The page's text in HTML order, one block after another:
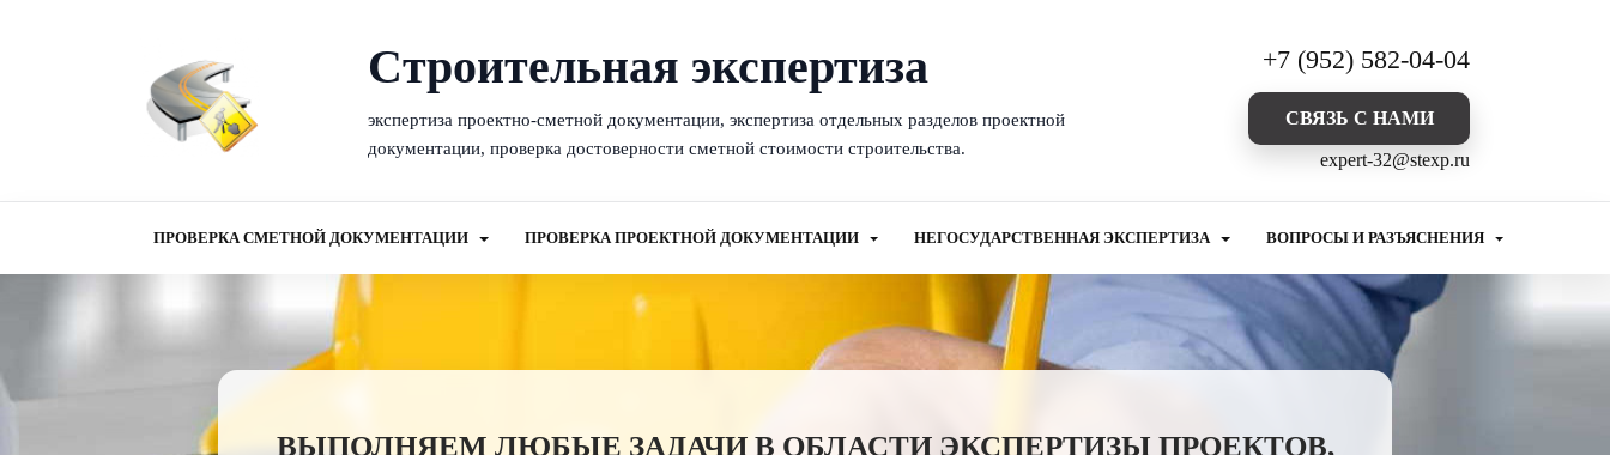
Cтроительная экспертиза
экспертиза проектно-сметной документации, экспертиза отдельных разделов проектной
документации, проверка достоверности сметной стоимости строительства.
+7 (952) 582-04-04
CВЯЗЬ С НАМИ
expert-32@stexp.ru
ПРОВЕРКА СМЕТНОЙ ДОКУМЕНТАЦИИ ПРОВЕРКА ПРОЕКТНОЙ ДОКУМЕНТАЦИИ НЕГОСУДАРСТВЕННАЯ ЭКСПЕРТИЗА ВОПРОСЫ И РАЗЪЯСНЕНИЯ
ВЫПОЛНЯЕМ ЛЮБЫЕ ЗАДАЧИ В ОБЛАСТИ ЭКСПЕРТИЗЫ ПРОЕКТОВ,